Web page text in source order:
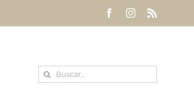
FacebookInstagram
Buscar: